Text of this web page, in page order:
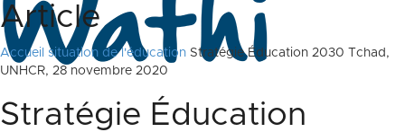
Article
Accueil situation de l'éducation Stratégie Éducation 2030 Tchad,
UNHCR, 28 novembre 2020
Stratégie Éducation